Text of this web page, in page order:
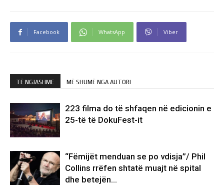
Facebook WhatsApp Viber
TË NGJASHME MË SHUMË NGA AUTORI
223 filma do të shfaqen në edicionin e
25-të të DokuFest-it
“Fëmijët menduan se po vdisja”/ Phil
Collins rrëfen shtatë muajt në spital
dhe betejën…